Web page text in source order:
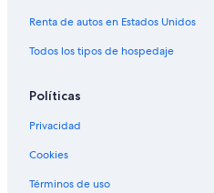
Renta de autos en Estados Unidos
Todos los tipos de hospedaje
Políticas
Privacidad
Cookies
Términos de uso